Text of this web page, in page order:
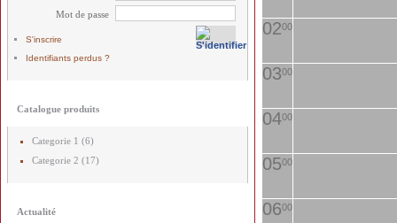
Mot de passe
S'inscrire
Identifiants perdus ?
Catalogue produits
Categorie 1 (6)
Categorie 2 (17)
Actualité
0200
0300
0400
0500
0600